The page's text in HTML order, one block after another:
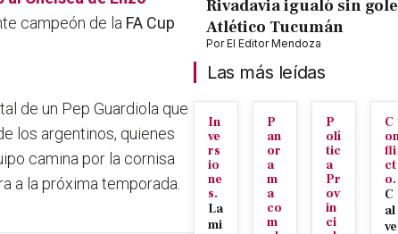
campeón de la FA Cup
de un Pep Guardiola que
los argentinos, quienes
camina por la cornisa
a la próxima temporada.
Rivadavia igualó sin
Atlético Tucumán
PorEl Editor Mendoza
Las más leídas
In
ve
rs
io
ne
s.
La
mi
P
an
or
a
m
a
co
m
P
olí
tic
a
Pr
ov
in
ci
C
fli
ct
o.
C
al
ve